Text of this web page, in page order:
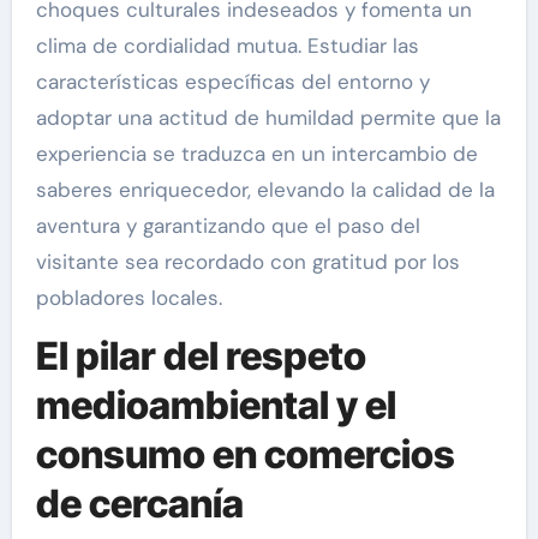
choques culturales indeseados y fomenta un
clima de cordialidad mutua. Estudiar las
características específicas del entorno y
adoptar una actitud de humildad permite que la
experiencia se traduzca en un intercambio de
saberes enriquecedor, elevando la calidad de la
aventura y garantizando que el paso del
visitante sea recordado con gratitud por los
pobladores locales.
El pilar del respeto
medioambiental y el
consumo en comercios
de cercanía